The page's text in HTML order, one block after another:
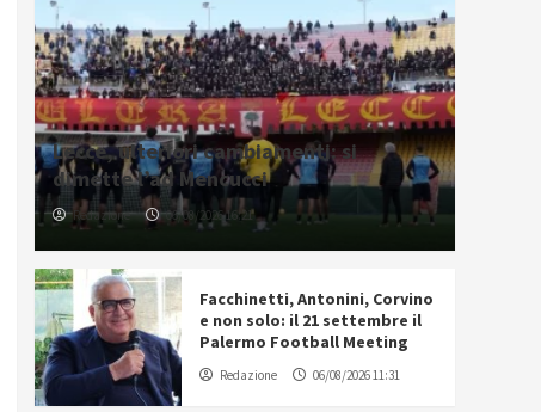
Lecce, ulteriori cambiamenti: si
dimette l’ad Mencucci
Redazione 06/08/2026 16:21
Facchinetti, Antonini, Corvino
e non solo: il 21 settembre il
Palermo Football Meeting
Redazione 06/08/2026 11:31